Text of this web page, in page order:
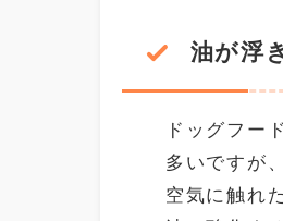
油が浮
ドッグフー
多いですが
空気に触れ